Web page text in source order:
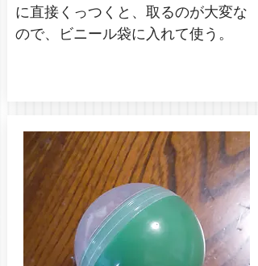
に直接くっつくと、取るのが大変な
ので、ビニール袋に入れて使う。